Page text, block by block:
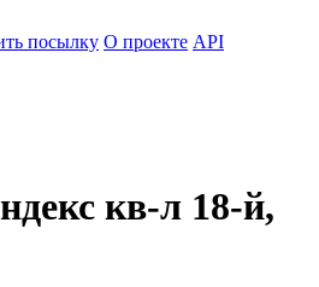
посылку О проекте API
кв-л 18-й,